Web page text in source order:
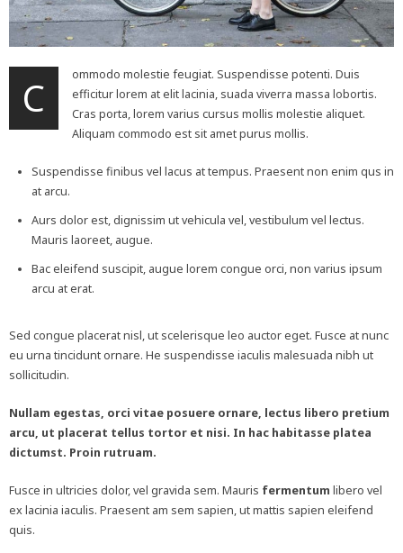
C
ommodo molestie feugiat. Suspendisse potenti. Duis
efficitur lorem at elit lacinia, suada viverra massa lobortis.
Cras porta, lorem varius cursus mollis molestie aliquet.
Aliquam commodo est sit amet purus mollis.
Suspendisse finibus vel lacus at tempus. Praesent non enim qus in
at arcu.
Aurs dolor est, dignissim ut vehicula vel, vestibulum vel lectus.
Mauris laoreet, augue.
Bac eleifend suscipit, augue lorem congue orci, non varius ipsum
arcu at erat.
Sed congue placerat nisl, ut scelerisque leo auctor eget. Fusce at nunc
eu urna tincidunt ornare. He suspendisse iaculis malesuada nibh ut
sollicitudin.
Nullam egestas, orci vitae posuere ornare, lectus libero pretium
arcu, ut placerat tellus tortor et nisi. In hac habitasse platea
dictumst. Proin rutruam.
Fusce in ultricies dolor, vel gravida sem. Mauris fermentum libero vel
ex lacinia iaculis. Praesent am sem sapien, ut mattis sapien eleifend
quis.